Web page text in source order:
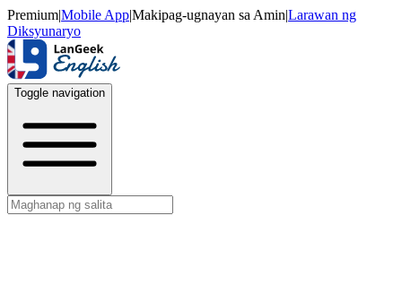
Premium|Mobile App|Makipag-ugnayan sa Amin|Larawan ng
Diksyunaryo
Toggle navigation